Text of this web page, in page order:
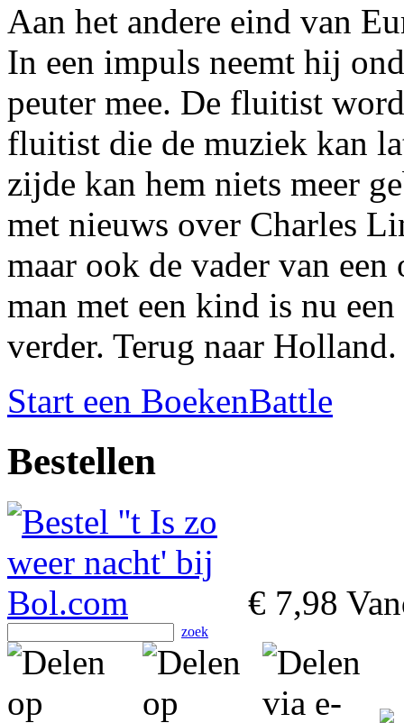
Aan het andere eind van
In een impuls neemt hij
peuter mee. De fluitist
fluitist die de muziek kan
zijde kan hem niets meer
met nieuws over Charles
maar ook de vader van
man met een kind is nu
verder. Terug naar
Start een BoekenBattle
Bestellen
€ 7,98
zoek